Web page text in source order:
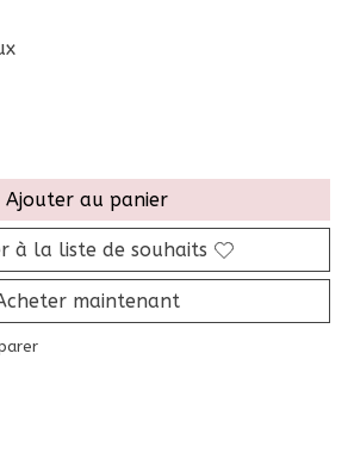
Ajouter au panier
à la liste de souhaits
maintenant